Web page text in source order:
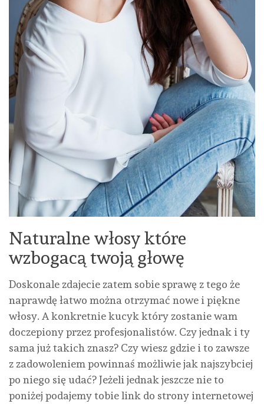
Naturalne włosy które
wzbogacą twoją głowę
Doskonale zdajecie zatem sobie sprawę z tego że
naprawdę łatwo można otrzymać nowe i piękne
włosy. A konkretnie kucyk który zostanie wam
doczepiony przez profesjonalistów. Czy jednak i ty
sama już takich znasz? Czy wiesz gdzie i to zawsze
z zadowoleniem powinnaś możliwie jak najszybciej
po niego się udać? Jeżeli jednak jeszcze nie to
poniżej podajemy tobie link do strony internetowej